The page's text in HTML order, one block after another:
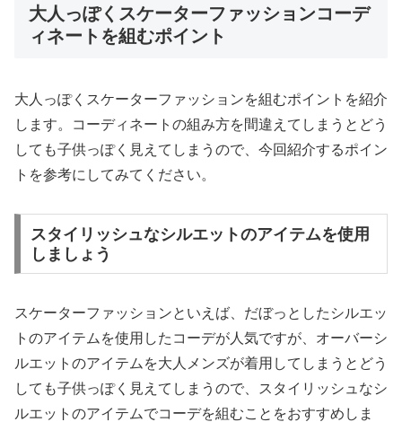
大人っぽくスケーターファッションコーデ
ィネートを組むポイント
大人っぽくスケーターファッションを組むポイントを紹介
します。コーディネートの組み方を間違えてしまうとどう
しても子供っぽく見えてしまうので、今回紹介するポイン
トを参考にしてみてください。
スタイリッシュなシルエットのアイテムを使用
しましょう
スケーターファッションといえば、だぼっとしたシルエッ
トのアイテムを使用したコーデが人気ですが、オーバーシ
ルエットのアイテムを大人メンズが着用してしまうとどう
しても子供っぽく見えてしまうので、スタイリッシュなシ
ルエットのアイテムでコーデを組むことをおすすめしま